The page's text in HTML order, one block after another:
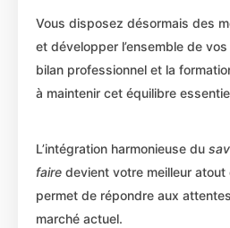
Vous disposez désormais des
et développer l’ensemble de vos
bilan professionnel et la
à maintenir cet équilibre
L’intégration harmonieuse du
faire devient votre meilleur
permet de répondre aux
marché actuel.